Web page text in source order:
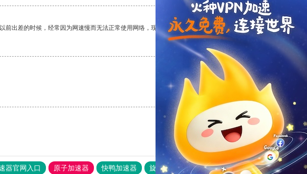
出差的时候，经常因为网速慢而无法正常使用网络，现在有了这个app，我再也不用担心了。
反对
反对[0]
器官网入口 原子加速器 快鸭加速器 旋风加速度器 外网网址导航 软件中心